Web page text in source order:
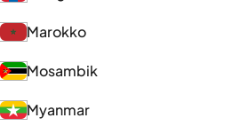
Marokko
Mosambik
Myanmar